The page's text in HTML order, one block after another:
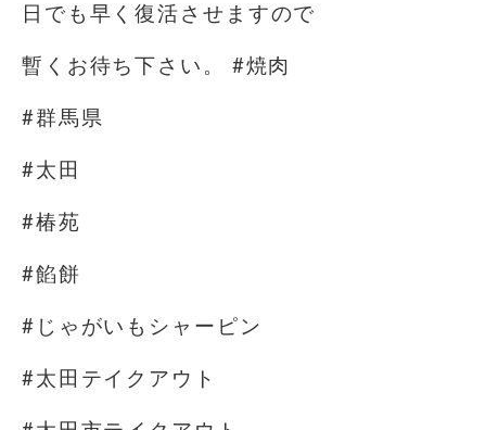
日でも早く復活させますので
暫くお待ち下さい。 #焼肉
#群馬県
#太田
#椿苑
#餡餅
#じゃがいもシャーピン
#太田テイクアウト